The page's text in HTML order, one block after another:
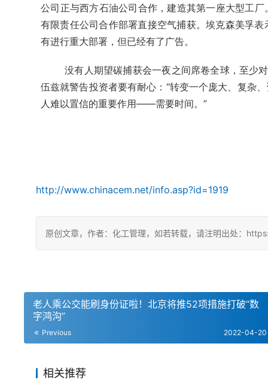
公司正与西方石油公司合作，建造其第一座大型工
有限责任公司合作部署直接空气捕获。埃克森美孚
有进行重大部署，但已经有了广告。
没有人期望碳捕获会一夜之间席卷全球，至少
伍兹就警告投资者要有耐心：“转变一个庞大、复
人难以置信的重要作用——需要时间。”
http://www.chinacem.net/info.asp?id=1919
原创文章，作者：化工管理，如若转载，请注明出处：
老人乘公交能刷身份证啦！北京将推52项措施打破“数
字鸿沟”
Previous 2022-04-20
相关推荐